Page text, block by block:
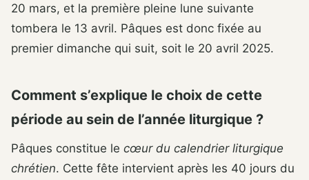
20 mars, et la première pleine lune suivante
tombera le 13 avril. Pâques est donc fixée au
premier dimanche qui suit, soit le 20 avril 2025.
Comment s’explique le choix de cette
période au sein de l’année liturgique ?
Pâques constitue le cœur du calendrier liturgique
chrétien. Cette fête intervient après les 40 jours du